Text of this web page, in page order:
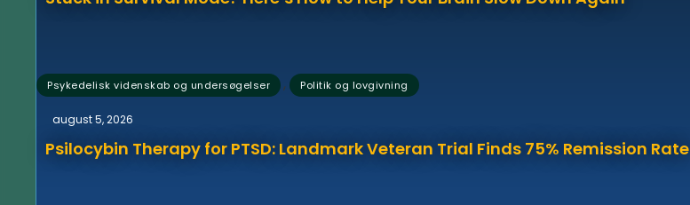
Psykedelisk videnskab og undersøgelser , Politik og lovgivning
august 5, 2026
Psilocybin Therapy for PTSD: Landmark Veteran Trial Finds 75% Remission Rate